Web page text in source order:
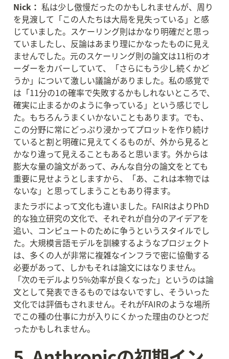
Nick： 私は少し傲慢だったのかもしれませんが、周り
を見渡して「この人たちは大局を見失っている」と感
じていました。スケーリング則はかなり明確だと思っ
ていましたし、反論はあまり理にかなったものに見え
ませんでした。元のスケーリング則の論文は11桁のオ
ーダーをカバーしていて、「さらにもう少し続くかど
うか」について激しい議論がありました。私の感覚で
は「11分の1の確率で失敗するかもしれないところで、
確実に止まるかのように争っている」という感じでし
た。もちろんうまくいかないこともあります。でも、
この分野に常にどっぷり浸かってプロットを作り続け
ていると割と明確に見えてくるものが、外から見ると
かなり違って見えることもあると思います。外からは
膨大な量の論文があって、みんな自分の論文をとても
重要に見せようとしますから、「あ、これは本物では
ないな」と思ってしまうこともあり得ます。
またラボによって文化も違いました。FAIRはよりPhD
的な独立研究の文化で、それぞれが自分のアイデアを
追い、コンピュートのために争うというスタイルでし
た。大規模言語モデルを訓練するようなプロジェクト
は、多くの人が非常に複雑なインフラで密に協働する
必要があって、しかもそれは論文にはなりません。
「次のモデルより5%効率が良くなった」というのは論
文として発表できるものではないですし、そういった
文化では評価もされません。それがFAIRのような場所
でこの種の仕事に力が入りにくかった理由のひとつだ
ったかもしれません。